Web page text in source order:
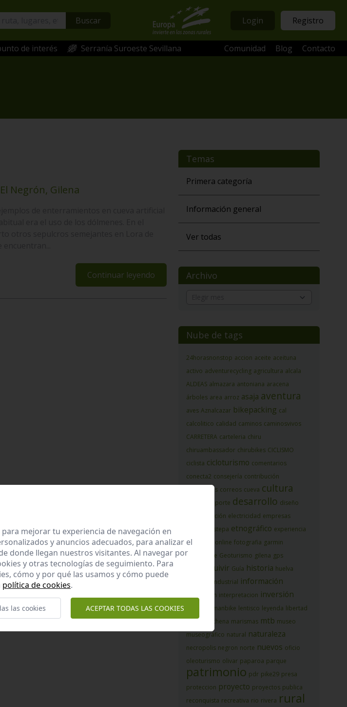
Buscar Login Registro
de interés Serranía Suroeste Sevillana Comunidad Blog Contacto
Negrón, Gilena
Continuar leyendo
Temas
Primera categoría
Información general
Ver todas
Archivo
Nube de tags
24horasnonstop accion aceite aceituna
activo adventurecycling agricultura alcala
ALDEAS almazara antoniana aracena
árboles area arroz asaja aventura
aves Aznalcazar bikepacking cal
calcolitico calidad caminos caminosvivos
CARRETERA carteleria chiru
chiruambassador chirubikes CICLISMO
ciclista cicloturismo comentarios
conecta2 consejería contribución
corredores correos cueva cultura
deporte desarrollo diseño
diversificación electricidad empresas
estepa etnográfico experiencia
formaciononline fotografia garmin
geoparque Geoturismo gilena gps
guadalquivir Guía historia huelva
industrial información
interaccion interpretacion inversión
kaninawomanbike lentisco leyenda libertad
local
marchena marismas mtb museo
museográfico natural naturaleza
necropolis negron norte nuevos oficio
oleoturismo olivar paparoa parque
patrimonio pdr pike29 presa
proteccion proyecto proyectos publica
reconquista recreativa rio rivera rural
mejorar tu experiencia de navegación en
y anuncios adecuados, para analizar el
donde llegan nuestros visitantes. Al navegar por
y otras tecnologías de seguimiento. Para
cómo y por qué las usamos y cómo puede
política de cookies.
las cookies ACEPTAR TODAS LAS COOKIES